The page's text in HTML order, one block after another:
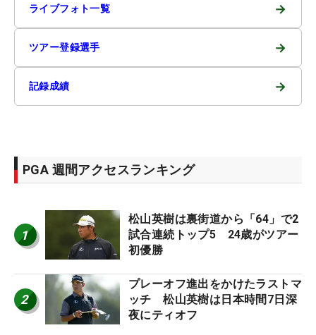
ライブフォト一覧 →
ツアー登録選手 →
記録成績 →
PGA 週間アクセスランキング
1
松山英樹は裏街道から「64」で2
試合連続トップ5 24歳がツアー
初優勝
2
プレーオフ進出をかけたラストマ
ッチ 松山英樹は日本時間7日深
夜にティオフ